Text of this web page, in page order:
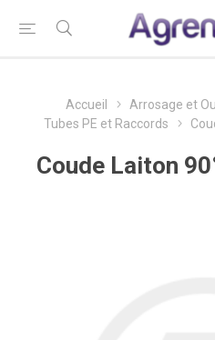
Accueil Arrosage et
Tubes PE et Raccords
Coude Laiton